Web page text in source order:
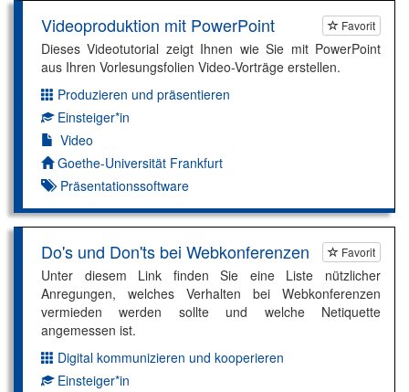
Favorit
Videoproduktion mit PowerPoint
Dieses Videotutorial zeigt Ihnen wie Sie mit PowerPoint
aus Ihren Vorlesungsfolien Video-Vorträge erstellen.
Dimension:
Produzieren und präsentieren
Kompetenzniveau:
Einsteiger*in
Video
Autor*in:
Goethe-Universität Frankfurt
Präsentationssoftware
Favorit
Do's und Don'ts bei Webkonferenzen
Unter diesem Link finden Sie eine Liste nützlicher
Anregungen, welches Verhalten bei Webkonferenzen
vermieden werden sollte und welche Netiquette
angemessen ist.
Dimension:
Digital kommunizieren und kooperieren
Kompetenzniveau:
Einsteiger*in